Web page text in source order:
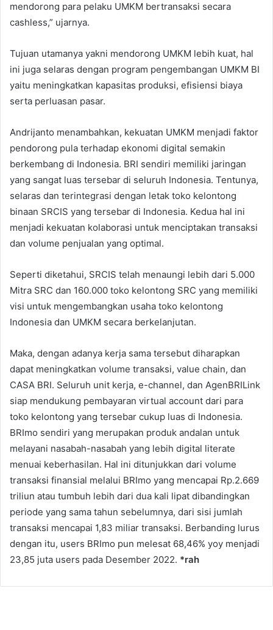
mendorong para pelaku UMKM bertransaksi secara
cashless,” ujarnya.
Tujuan utamanya yakni mendorong UMKM lebih kuat, hal
ini juga selaras dengan program pengembangan UMKM BI
yaitu meningkatkan kapasitas produksi, efisiensi biaya
serta perluasan pasar.
Andrijanto menambahkan, kekuatan UMKM menjadi faktor
pendorong pula terhadap ekonomi digital semakin
berkembang di Indonesia. BRI sendiri memiliki jaringan
yang sangat luas tersebar di seluruh Indonesia. Tentunya,
selaras dan terintegrasi dengan letak toko kelontong
binaan SRCIS yang tersebar di Indonesia. Kedua hal ini
menjadi kekuatan kolaborasi untuk menciptakan transaksi
dan volume penjualan yang optimal.
Seperti diketahui, SRCIS telah menaungi lebih dari 5.000
Mitra SRC dan 160.000 toko kelontong SRC yang memiliki
visi untuk mengembangkan usaha toko kelontong
Indonesia dan UMKM secara berkelanjutan.
Maka, dengan adanya kerja sama tersebut diharapkan
dapat meningkatkan volume transaksi, value chain, dan
CASA BRI. Seluruh unit kerja, e-channel, dan AgenBRILink
siap mendukung pembayaran virtual account dari para
toko kelontong yang tersebar cukup luas di Indonesia.
BRImo sendiri yang merupakan produk andalan untuk
melayani nasabah-nasabah yang lebih digital literate
menuai keberhasilan. Hal ini ditunjukkan dari volume
transaksi finansial melalui BRImo yang mencapai Rp.2.669
triliun atau tumbuh lebih dari dua kali lipat dibandingkan
periode yang sama tahun sebelumnya, dari sisi jumlah
transaksi mencapai 1,83 miliar transaksi. Berbanding lurus
dengan itu, users BRImo pun melesat 68,46% yoy menjadi
23,85 juta users pada Desember 2022. *rah